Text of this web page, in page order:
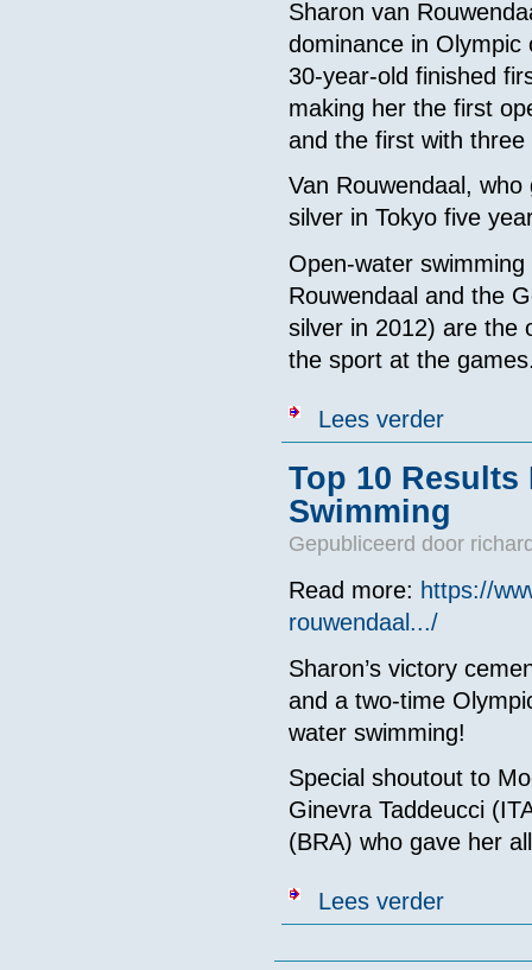
Sharon van
dominance in Olympic
30-year-old finished
making her the first
and the first with
Van Rouwendaal,
silver in Tokyo five
Open-water
Rouwendaal and the
silver in 2012) are the
the sport at the
Lees verderover Sharon
Top 10
Swimming
Gepubliceerd door
Read more: https://
rouwendaal.../
Sharon’s victory
and a two-time
water swimming!
Special shoutout to
Ginevra Taddeucci
(BRA) who gave her
Lees verderover Top 10